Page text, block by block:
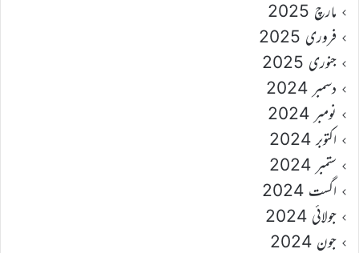
مارچ 2025
فروری 2025
جنوری 2025
دسمبر 2024
نومبر 2024
اکتوبر 2024
ستمبر 2024
اگست 2024
جولائی 2024
جون 2024